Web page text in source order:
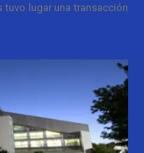
lugar una transacción